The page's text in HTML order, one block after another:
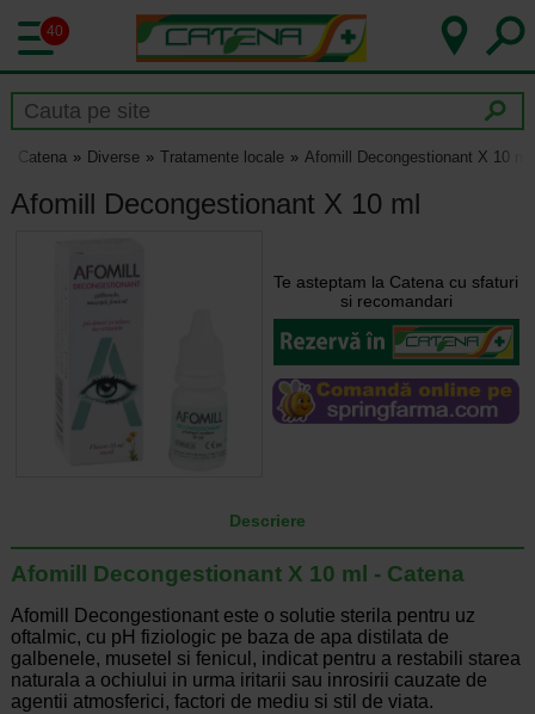
40
Catena Diverse Tratamente locale Afomill Decongestionant X 10 ml
Afomill Decongestionant X 10 ml
Te asteptam la Catena cu sfaturi
si recomandari
Descriere
Afomill Decongestionant X 10 ml - Catena
Afomill Decongestionant este o solutie sterila pentru uz
oftalmic, cu pH fiziologic pe baza de apa distilata de
galbenele, musetel si fenicul, indicat pentru a restabili starea
naturala a ochiului in urma iritarii sau inrosirii cauzate de
agentii atmosferici, factori de mediu si stil de viata.